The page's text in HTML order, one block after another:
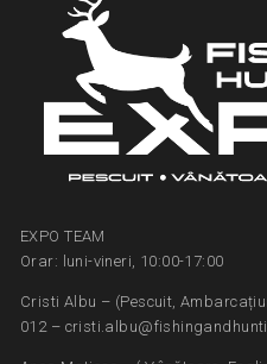
EXPO TEAM
Orar: luni-vineri, 10:00-17:00
Cristi Albu – (Pescuit,
012 –